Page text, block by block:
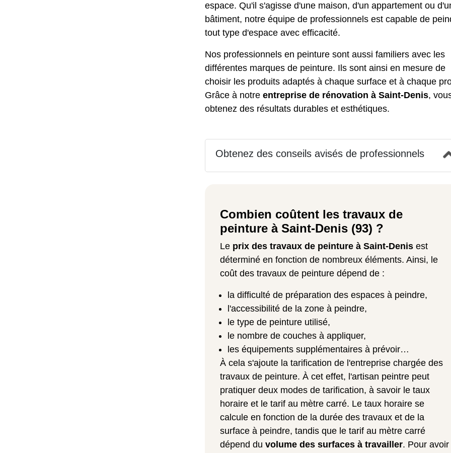
espace. Qu'il s'agisse d'une maison, d'un appartement ou
bâtiment, notre équipe de professionnels est capable de
tout type d'espace avec efficacité.
Nos professionnels en peinture sont aussi familiers avec les
différentes marques de peinture. Ils sont ainsi en mesure de
choisir les produits adaptés à chaque surface et à chaque
Grâce à notre entreprise de rénovation à Saint-Denis,
obtenez des résultats durables et esthétiques.
Obtenez des conseils avisés de professionnels
Combien coûtent les travaux de
peinture à Saint-Denis (93) ?
Le prix des travaux de peinture à Saint-Denis est
déterminé en fonction de nombreux éléments. Ainsi, le
coût des travaux de peinture dépend de :
la difficulté de préparation des espaces à peindre,
l'accessibilité de la zone à peindre,
le type de peinture utilisé,
le nombre de couches à appliquer,
les équipements supplémentaires à prévoir…
À cela s'ajoute la tarification de l'entreprise chargée des
travaux de peinture. À cet effet, l'artisan peintre peut
pratiquer deux modes de tarification, à savoir le taux
horaire et le tarif au mètre carré. Le taux horaire se
calcule en fonction de la durée des travaux et de la
surface à peindre, tandis que le tarif au mètre carré
dépend du volume des surfaces à travailler. Pour avoir